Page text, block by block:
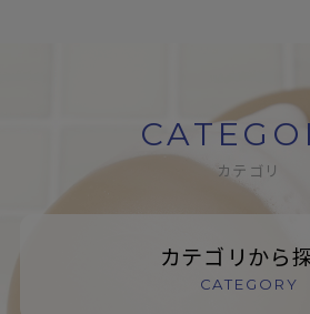
カテゴリ
カテゴリから
CATEGORY